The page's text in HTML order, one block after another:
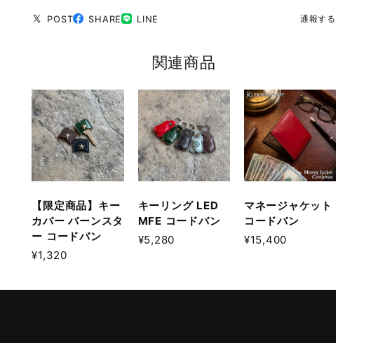
POST SHARE LINE 通報する
関連商品
【限定商品】キー
カバー バーンスタ
ー コードバン
¥1,320
キーリング LED
MFE コードバン
¥5,280
マネージャケット
コードバン
¥15,400